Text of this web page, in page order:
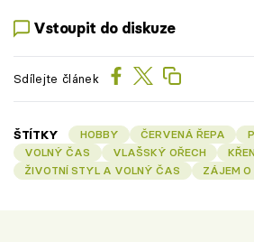
Vstoupit do diskuze
Sdílejte článek
ŠTÍTKY HOBBY ČERVENÁ ŘEPA
VOLNÝ ČAS
VLAŠSKÝ OŘECH
KŘEN
ŽIVOTNÍ STYL A VOLNÝ ČAS
ZÁJEM O